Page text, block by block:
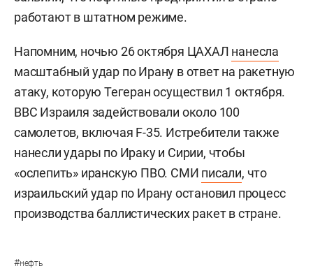
работают в штатном режиме.
Напомним, ночью 26 октября ЦАХАЛ нанесла
масштабный удар по Ирану в ответ на ракетную
атаку, которую Тегеран осуществил 1 октября.
ВВС Израиля задействовали около 100
самолетов, включая F-35. Истребители также
нанесли удары по Ираку и Сирии, чтобы
«ослепить» иранскую ПВО. СМИ писали, что
израильский удар по Ирану остановил процесс
производства баллистических ракет в стране.
#нефть